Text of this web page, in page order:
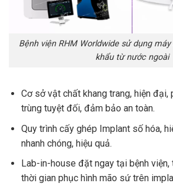
Bệnh viện RHM Worldwide sử dụng
khẩu từ nước ngoài
Cơ sở vật chất khang trang, hiện đại,
trùng tuyệt đối, đảm bảo an toàn.
Quy trình cấy ghép Implant số hóa,
nhanh chóng, hiệu quả.
Lab-in-house đặt ngay tại bệnh
thời gian phục hình mão sứ trên